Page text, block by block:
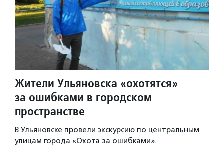
Жители Ульяновска «охотятся»
за ошибками в городском
пространстве
В Ульяновске провели экскурсию по центральным
улицам города «Охота за ошибками».